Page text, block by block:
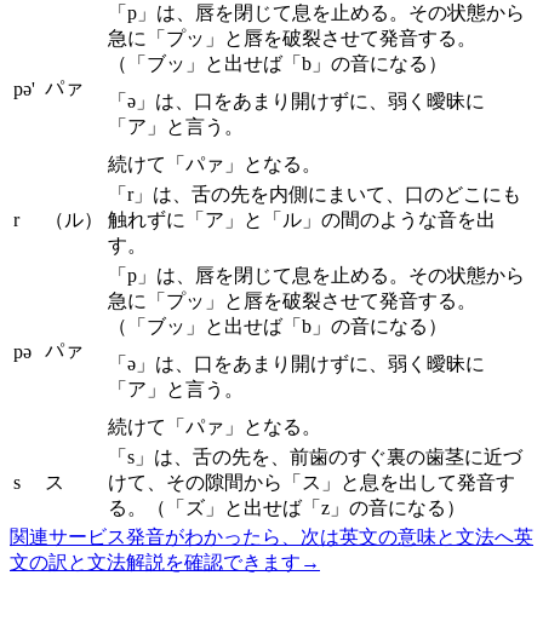
pə' パァ
「p」は、唇を閉じて息を止める。その状態から
急に「プッ」と唇を破裂させて発音する。
（「ブッ」と出せば「b」の音になる）
「ə」は、口をあまり開けずに、弱く曖昧に
「ア」と言う。
続けて「パァ」となる。
r （ル）
「r」は、舌の先を内側にまいて、口のどこにも
触れずに「ア」と「ル」の間のような音を出
す。
pə パァ
「p」は、唇を閉じて息を止める。その状態から
急に「プッ」と唇を破裂させて発音する。
（「ブッ」と出せば「b」の音になる）
「ə」は、口をあまり開けずに、弱く曖昧に
「ア」と言う。
続けて「パァ」となる。
s ス
「s」は、舌の先を、前歯のすぐ裏の歯茎に近づ
けて、その隙間から「ス」と息を出して発音す
る。（「ズ」と出せば「z」の音になる）
関連サービス発音がわかったら、次は英文の意味と文法へ英
文の訳と文法解説を確認できます →